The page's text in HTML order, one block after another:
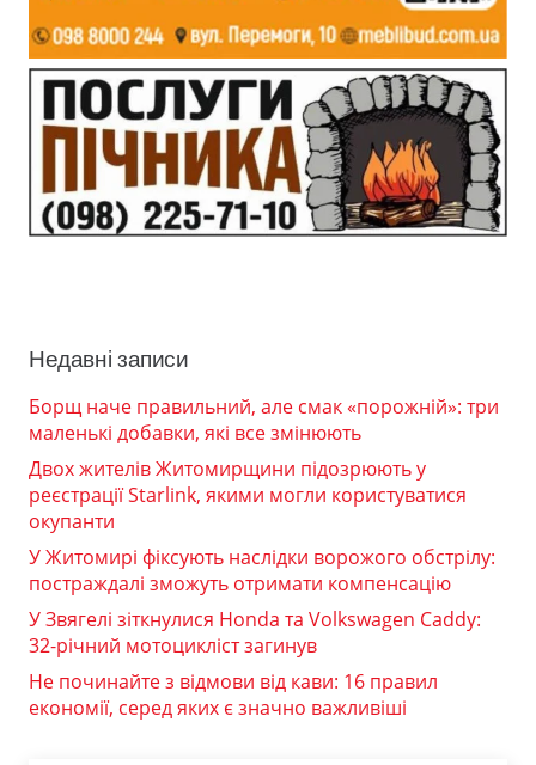
Недавні записи
Борщ наче правильний, але смак «порожній»: три
маленькі добавки, які все змінюють
Двох жителів Житомирщини підозрюють у
реєстрації Starlink, якими могли користуватися
окупанти
У Житомирі фіксують наслідки ворожого обстрілу:
постраждалі зможуть отримати компенсацію
У Звягелі зіткнулися Honda та Volkswagen Caddy:
32-річний мотоцикліст загинув
Не починайте з відмови від кави: 16 правил
економії, серед яких є значно важливіші